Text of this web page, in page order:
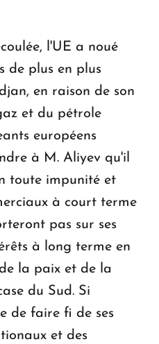
l'UE a noué
de plus en plus
en raison de son
et du pétrole
européens
à M. Aliyev qu'il
toute impunité et
à court terme
pas sur ses
à long terme en
la paix et de la
du Sud. Si
de faire fi de ses
et des